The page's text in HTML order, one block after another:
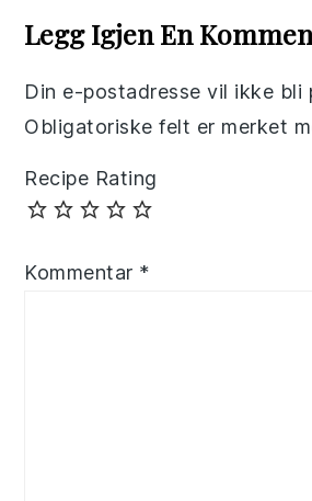
Interactions
Legg Igjen En
Din e-postadresse vil ikke bli
Obligatoriske felt er merket
Recipe Rating
Kommentar *